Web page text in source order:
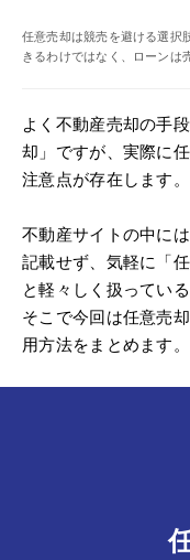
任意売却は競売を避ける選択
きるわけではなく、ローンは
よく不動産売却の手
却」ですが、実際に
注意点が存在します。
不動産サイトの中に
記載せず、気軽に「
と軽々しく扱ってい
そこで今回は任意売
用方法をまとめます。